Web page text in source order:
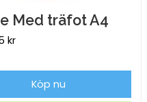
Med träfot A4
kr
Köp nu